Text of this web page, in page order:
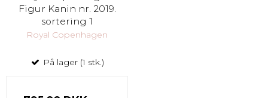
Figur Kanin nr. 2019.
sortering 1
Royal Copenhagen
På lager (1 stk.)